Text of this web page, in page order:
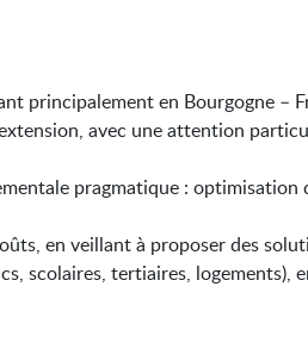
principalement en Bourgogne
avec une attention
pragmatique :
en veillant à proposer des
scolaires, tertiaires, logements),